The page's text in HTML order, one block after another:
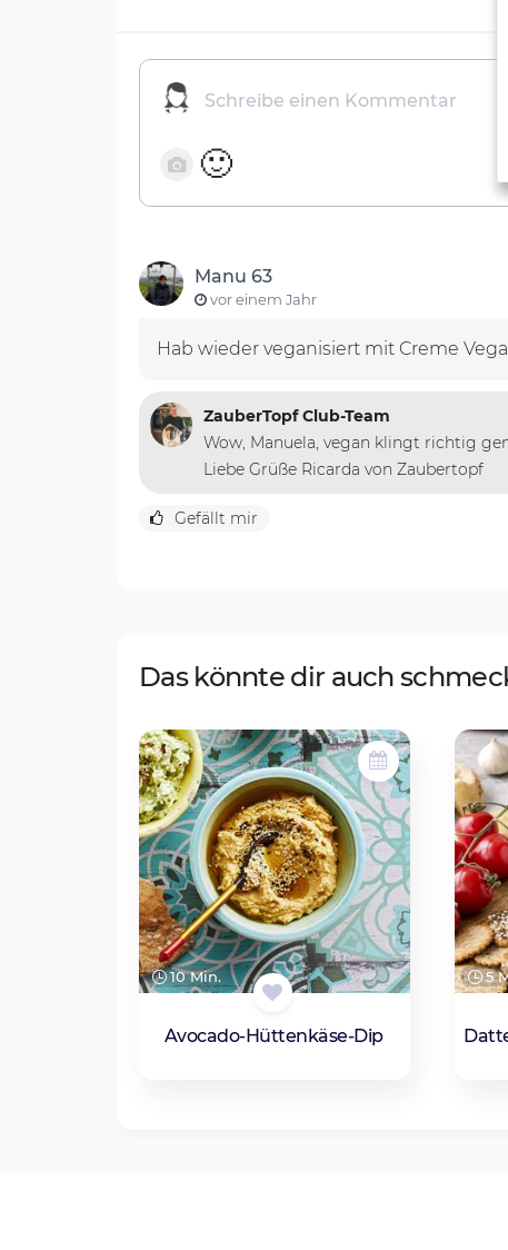
🙂
Manu 63
vor einem Jahr
Hab wieder veganisiert mit Creme
ZauberTopf Club-Team
Wow, Manuela, vegan klingt richtig
Liebe Grüße Ricarda von Zaubertopf
Gefällt mir
Das könnte dir auch
10 Min.
Avocado-Hüttenkäse-Dip
5